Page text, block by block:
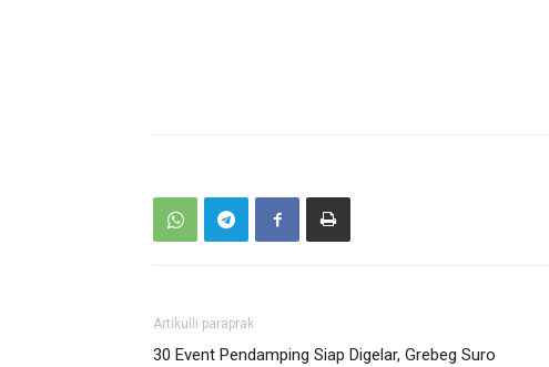
Artikulli paraprak
30 Event Pendamping Siap Digelar, Grebeg Suro